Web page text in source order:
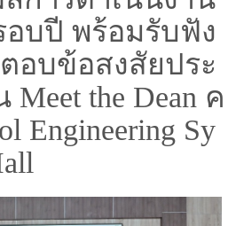
บปี พร้อมรับฟัง
อบข้อสงสัยประ
the Dean ค
Engineering Sy